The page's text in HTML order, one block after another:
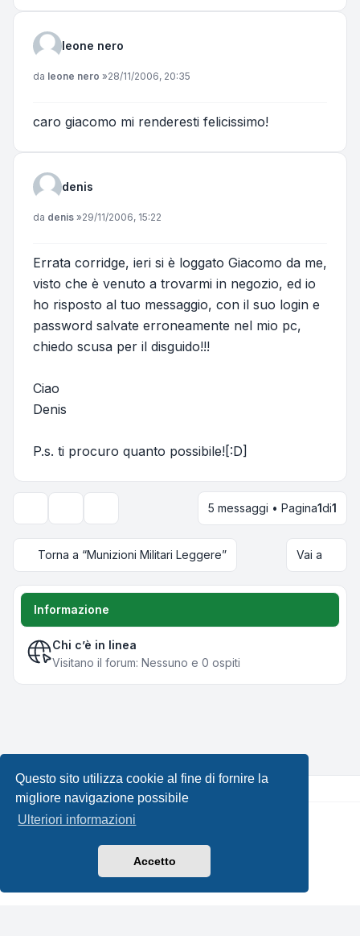
Questo sito utilizza cookie al fine di fornire la
migliore navigazione possibile
Ulteriori informazioni
Accetto
leone nero
Messaggio
da leone nero »28/11/2006, 20:35
caro giacomo mi renderesti felicissimo!
denis
Messaggio
da denis »29/11/2006, 15:22
Errata corridge, ieri si è loggato Giacomo da me,
visto che è venuto a trovarmi in negozio, ed io
ho risposto al tuo messaggio, con il suo login e
password salvate erroneamente nel mio pc,
chiedo scusa per il disguido!!!
Ciao
Denis
P.s. ti procuro quanto possibile![:D]
Opzioni di visualizzazione e ordinamento
5 messaggi • Pagina1di1
Torna a “Munizioni Militari Leggere” Vai a
Informazione
Chi c’è in linea
Visitano il forum: Nessuno e 0 ospiti
Creato daphpBB® Forum Software © phpBB Limited •
Leenoz.com
phpBB-Italia.it
Condizioni|Tutti gli orari sono